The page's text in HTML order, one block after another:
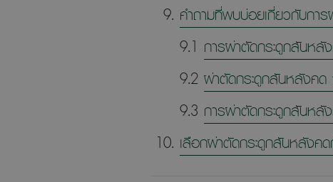
คำถามที่พบบ่อยเกี่ยวกับกา
9.1 การผ่าตัดกระดูกสันหลั
9.2 ผ่าตัดกระดูกสันหลังคด
9.3 การผ่าตัดกระดูกสันหลั
เลือกผ่าตัดกระดูกสันหลังคด